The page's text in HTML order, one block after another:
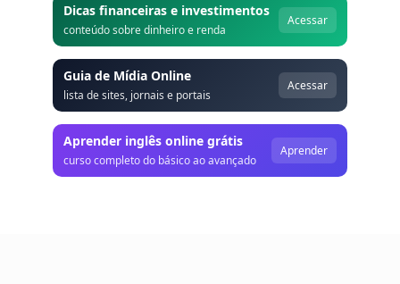
Dicas financeiras e investimentos
conteúdo sobre dinheiro e renda
Acessar
Guia de Mídia Online
lista de sites, jornais e portais
Acessar
Aprender inglês online grátis
curso completo do básico ao avançado
Aprender